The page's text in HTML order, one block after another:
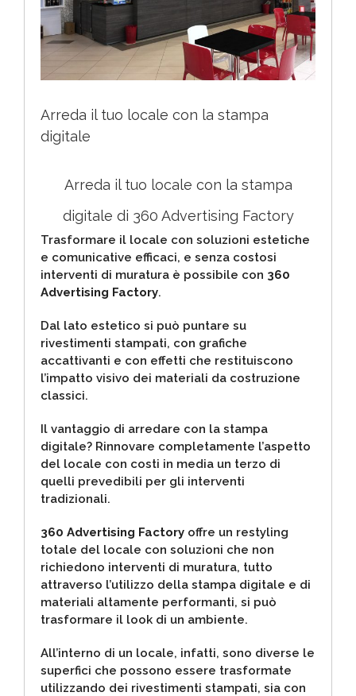
Arreda il tuo locale con la stampa
digitale
Arreda il tuo locale con la stampa
digitale di 360 Advertising Factory
Trasformare il locale con soluzioni estetiche
e comunicative efficaci, e senza costosi
interventi di muratura è possibile con 360
Advertising Factory.
Dal lato estetico si può puntare su
rivestimenti stampati, con grafiche
accattivanti e con effetti che restituiscono
l’impatto visivo dei materiali da costruzione
classici.
Il vantaggio di arredare con la stampa
digitale? Rinnovare completamente l’aspetto
del locale con costi in media un terzo di
quelli prevedibili per gli interventi
tradizionali.
360 Advertising Factory offre un restyling
totale del locale con soluzioni che non
richiedono interventi di muratura, tutto
attraverso l’utilizzo della stampa digitale e di
materiali altamente performanti, si può
trasformare il look di un ambiente.
All’interno di un locale, infatti, sono diverse le
superfici che possono essere trasformate
utilizzando dei rivestimenti stampati, sia con